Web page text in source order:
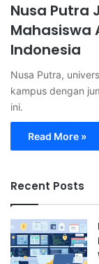
Nusa Putra
Mahasiswa
Indonesia
Nusa Putra,
kampus dengan
ini.
Read More »
Recent Posts